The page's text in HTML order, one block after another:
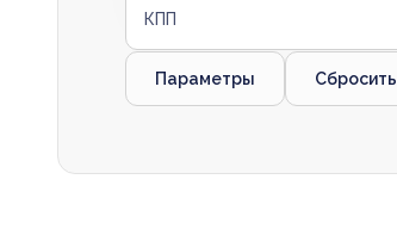
КПП
Параметры Сбросить